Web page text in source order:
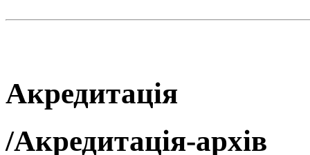
Акредитація
/Акредитація-архів